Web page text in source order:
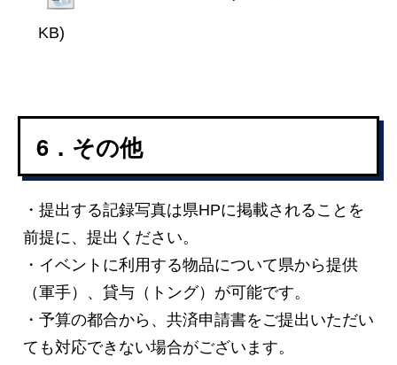
KB)
6．その他
・提出する記録写真は県HPに掲載されることを
前提に、提出ください。
・イベントに利用する物品について県から提供
（軍手）、貸与（トング）が可能です。
・予算の都合から、共済申請書をご提出いただい
ても対応できない場合がございます。